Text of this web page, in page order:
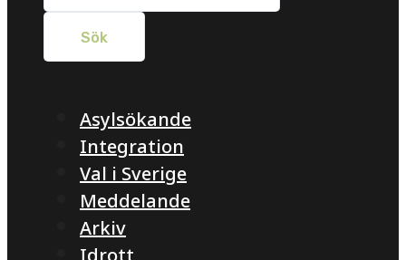
Asylsökande
Integration
Val i Sverige
Meddelande
Arkiv